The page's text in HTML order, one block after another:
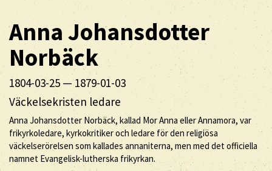
Anna Johansdotter
Norbäck
1804-03-25 — 1879-01-03
Väckelsekristen ledare
Anna Johansdotter Norbäck, kallad Mor Anna eller Annamora, var
frikyrkoledare, kyrkokritiker och ledare för den religiösa
väckelserörelsen som kallades annaniterna, men med det officiella
namnet Evangelisk-lutherska frikyrkan.